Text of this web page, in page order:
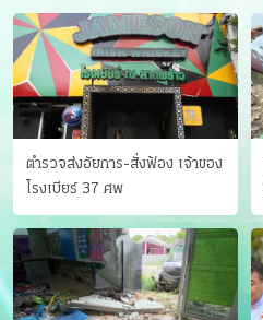
ตำรวจส่งอัยการ-สั่งฟ้อง เจ้าของ
โรงเบียร์ 37 ศพ